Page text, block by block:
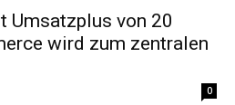
Umsatzplus von 20
wird zum zentralen
0